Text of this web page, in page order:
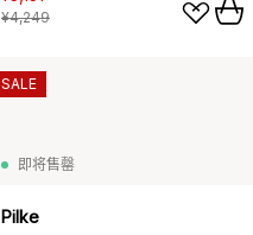
¥4,249
即将售罄
Pilke
SALE